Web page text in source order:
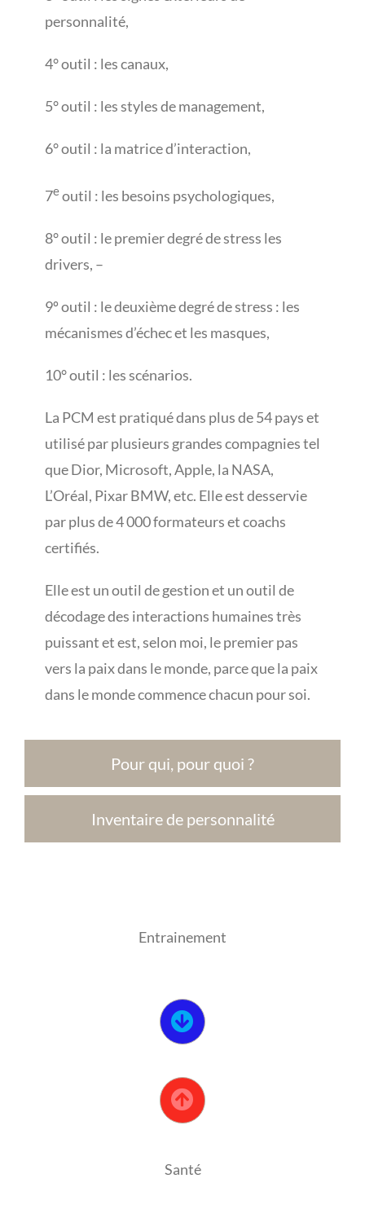
personnalité,
4° outil : les canaux,
5° outil : les styles de management,
6° outil : la matrice d’interaction,
7eoutil : les besoins psychologiques,
8° outil : le premier degré de stress les
drivers, –
9º outil : le deuxième degré de stress : les
mécanismes d’échec et les masques,
10° outil : les scénarios.
La PCM est pratiqué dans plus de 54 pays et
utilisé par plusieurs grandes compagnies tel
que Dior, Microsoft, Apple, la NASA,
L’Oréal, Pixar BMW, etc. Elle est desservie
par plus de 4 000 formateurs et coachs
certifiés.
Elle est un outil de gestion et un outil de
décodage des interactions humaines très
puissant et est, selon moi, le premier pas
vers la paix dans le monde, parce que la paix
dans le monde commence chacun pour soi.
Pour qui, pour quoi ?
Inventaire de personnalité
Entrainement
Santé